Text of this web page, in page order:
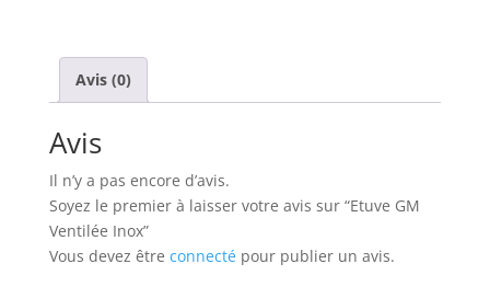
Avis (0)
Avis
Il n’y a pas encore d’avis.
Soyez le premier à laisser votre avis sur “Etuve GM
Ventilée Inox”
Vous devez être connectépour publier un avis.